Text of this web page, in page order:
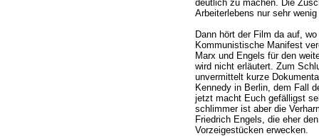
deutlich zu machen. Die
Arbeiterlebens nur sehr
Dann hört der Film da auf,
Kommunistische Manifest
Marx und Engels für den
wird nicht erläutert. Zum
unvermittelt kurze
Kennedy in Berlin, dem Fall
jetzt macht Euch gefälligst
schlimmer ist aber die
Friedrich Engels, die eher
Vorzeigestücken erwecken.